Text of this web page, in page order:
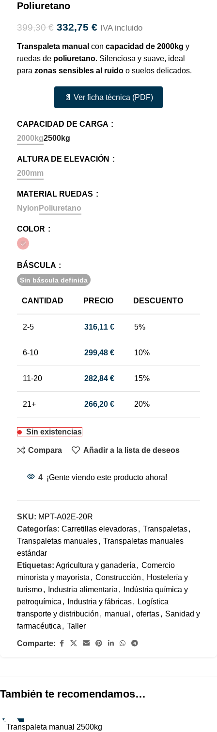
Poliuretano
399,30€ 332,75 € IVA incluido
Transpaleta manual con capacidad de 2000kg y
ruedas de poliuretano. Silenciosa y suave, ideal
para zonas sensibles al ruido o suelos delicados.
📄 Ver ficha técnica (PDF)
CAPACIDAD DE CARGA
2000kg2500kg
ALTURA DE ELEVACIÓN
200mm
MATERIAL RUEDAS
Nylon Poliuretano
COLOR
BÁSCULA
Sin báscula definida
CANTIDAD PRECIO DESCUENTO
2-5 316,11 € 5%
6-10 299,48 € 10%
11-20 282,84 € 15%
21+ 266,20 € 20%
Sin existencias
Compara Añadir a la lista de deseos
4 ¡Gente viendo este producto ahora!
SKU: MPT-A02E-20R
Categorías: Carretillas elevadoras, Transpaletas,
Transpaletas manuales, Transpaletas manuales
estándar
Etiquetas: Agricultura y ganadería , Comercio
minorista y mayorista , Construcción , Hostelería y
turismo, Industria alimentaria ,
Indústria química y
petroquímica , Industria y fábricas, Logística
transporte y distribución , manual , ofertas, Sanidad y
farmacéutica , Taller
Comparte:
También te recomendamos…
-17%
Transpaleta manual 2500kg